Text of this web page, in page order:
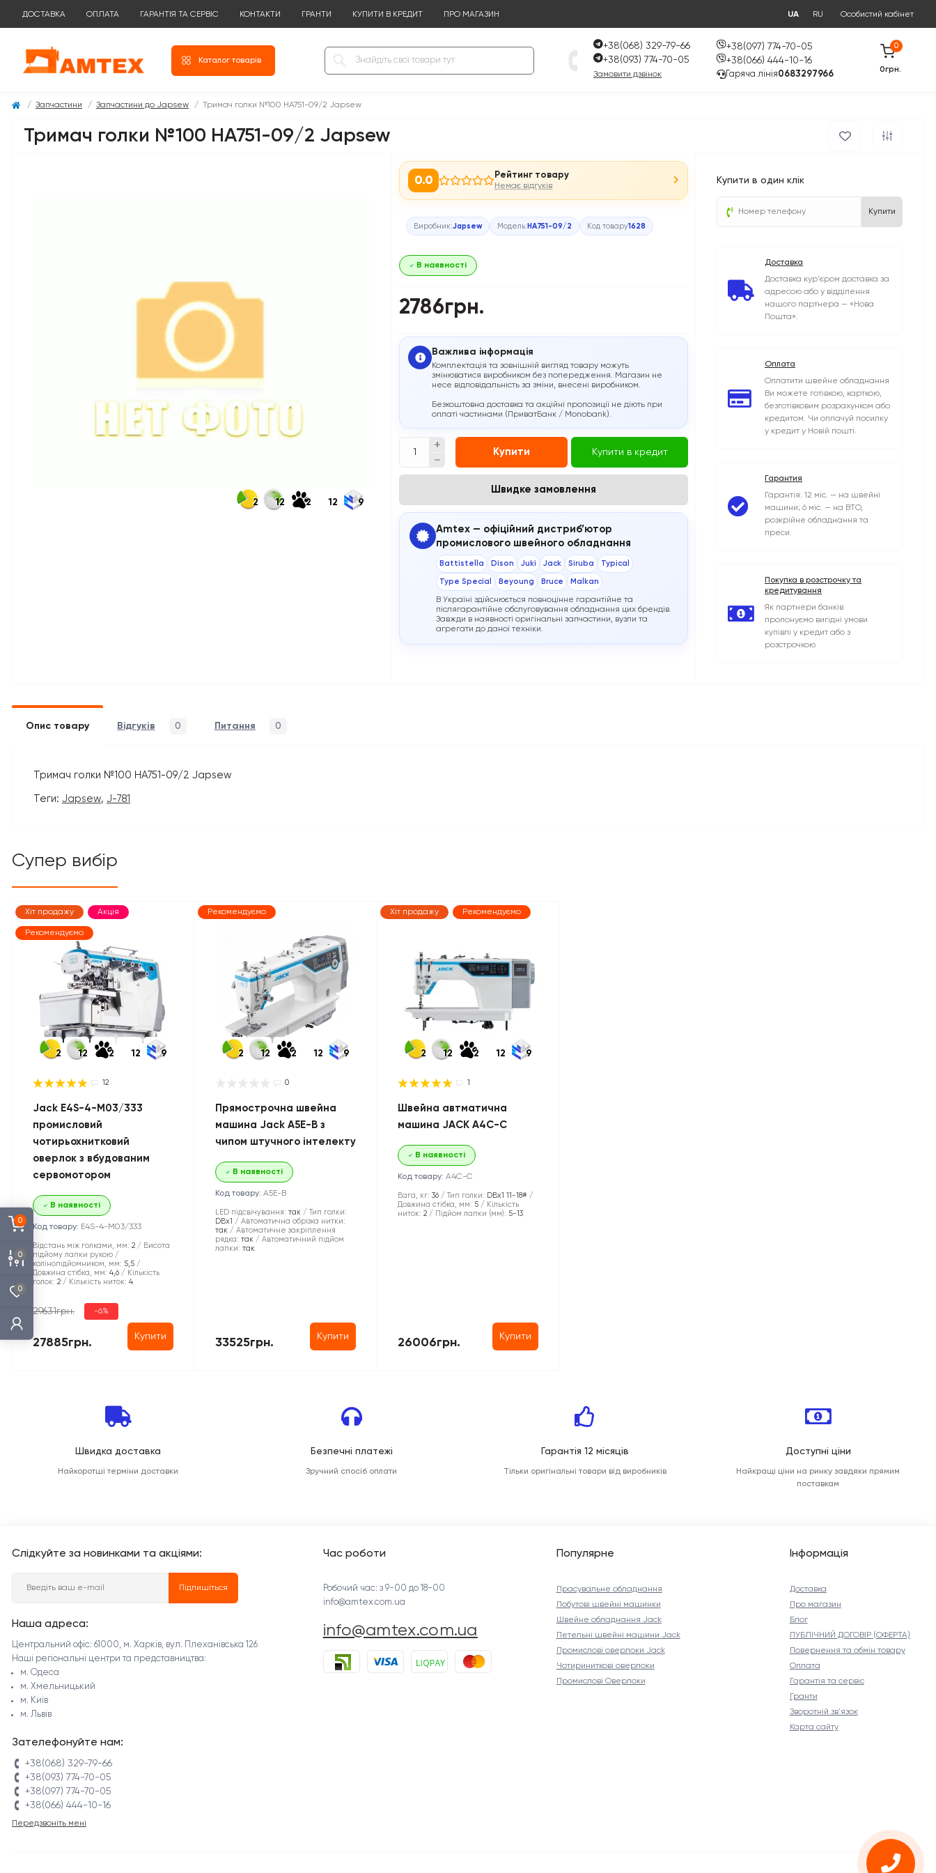
0
0
0
ДОСТАВКА ОПЛАТА ГАРАНТІЯ ТА СЕРВІС КОНТАКТИ ГРАНТИ КУПИТИ В КРЕДИТ ПРО МАГАЗИН UA RU Особистий кабінет
Каталог товарів
+38(068) 329-79-66
+38(093) 774-70-05
Замовити дзвінок
+38(097) 774-70-05
+38(066) 444-10-16
Гаряча лінія0683297966
0
0грн.
Запчастини Запчастини до Japsew Тримач голки №100 HA751-09/2 Japsew
Тримач голки №100 HA751-09/2 Japsew
2 12 2 12 9
0.0 Рейтинг товару
Немає відгуків
Виробник:Japsew Модель: HA751-09/2 Код товару1628
В наявності
2786грн.
Важлива інформація
Комплектація та зовнішній вигляд товару можуть
змінюватися виробником без попередження. Магазин не
несе відповідальність за зміни, внесені виробником.
Безкоштовна доставка та акційні пропозиції не діють при
оплаті частинами (ПриватБанк / Monobank).
Купити Купити в кредит
Швидке замовлення
Amtex — офіційний дистриб’ютор
промислового швейного обладнання
Battistella Dison Juki Jack Siruba Typical
Type Special Beyoung Bruce Malkan
В Україні здійснюється повноцінне гарантійне та
післягарантійне обслуговування обладнання цих брендів.
Завжди в наявності оригінальні запчастини, вузли та
агрегати до даної техніки.
Купити в один клік
Купити
Доставка
Доставка кур'єром доставка за
адресою або у відділення
нашого партнера — «Нова
Пошта».
Оплата
Оплатити швейне обладнання
Ви можете готівкою, карткою,
безготівковим розрахунком або
кредитом. Чи оплачуй посилку
у кредит у Новій пошті.
Гарантия
Гарантія: 12 міс. — на швейні
машини; 6 міс. — на ВТО,
розкрійне обладнання та
преси.
Покупка в розстрочку та
кредитування
Як партнери банків
пропонуємо вигідні умови
купівлі у кредит або з
розстрочкою
Опис товару Відгуків 0 Питання 0
Тримач голки №100 HA751-09/2 Japsew
Теги: Japsew, J-781
Супер вибір
Хіт продажу Акція
Рекомендуємо
2 12 2 12 9
12
Jack E4S-4-M03/333
промисловий
чотирьохнитковий
оверлок з вбудованим
сервомотором
В наявності
Код товару: E4S-4-M03/333
Відстань між голками, мм: 2
Висота
підйому лапки рукою /
колінопідйомником, мм: 5,5
Довжина стібка, мм: 4,6
Кількість
голок: 2 Кількість ниток: 4
29631грн. -6%
27885грн. Купити
Рекомендуємо
2 12 2 12 9
0
Прямострочна швейна
машина Jack A5E-B з
чипом штучного інтелекту
В наявності
Код товару: A5E-B
LED підсвічування: так
Тип голки:
DBx1
Автоматична обрізка нитки:
так
Автоматичне закріплення
рядка: так
Автоматичний підйом
лапки: так
33525грн. Купити
Хіт продажу Рекомендуємо
2 12 2 12 9
1
Швейна автматична
машина JACK A4C-С
В наявності
Код товару: A4C-С
Вага, кг: 36 Тип голки: DBx1 11-18#
Довжина стібка, мм: 5
Кількість
ниток: 2 Підйом лапки (мм): 5-13
26006грн. Купити
Швидка доставка
Найкоротші терміни доставки
Безпечні платежі
Зручний спосіб оплати
Гарантія 12 місяців
Тільки оригінальні товари від виробників
Доступні ціни
Найкращі ціни на ринку завдяки прямим
поставкам
Слідкуйте за новинками та акціями:
Підпишіться
Наша адреса:
Центральний офіс: 61000, м. Харків, вул. Плеханівська 126
Наші регіональні центри та представництва:
м. Одеса
м. Хмельницький
м. Київ
м. Львів
Зателефонуйте нам:
+38(068) 329-79-66
+38(093) 774-70-05
+38(097) 774-70-05
+38(066) 444-10-16
Передзвоніть мені
Час роботи
Робочий час: з 9-00 до 18-00
info@amtex.com.ua
info@amtex.com.ua
Популярне
Прасувальне обладнання
Побутові швейні машинки
Швейне обладнання Jack
Петельні швейні машини Jack
Промислові оверлоки Jack
Чотириниткові оверлоки
Промислові Оверлоки
Інформація
Доставка
Про магазин
Блог
ПУБЛІЧНИЙ ДОГОВІР (ОФЕРТА)
Повернення та обмін товару
Оплата
Гарантія та сервіс
Гранти
Зворотній зв'язок
Карта сайту